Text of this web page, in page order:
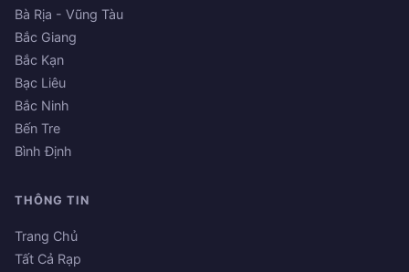
Bà Rịa - Vũng Tàu
Bắc Giang
Bắc Kạn
Bạc Liêu
Bắc Ninh
Bến Tre
Bình Định
THÔNG TIN
Trang Chủ
Tất Cả Rạp